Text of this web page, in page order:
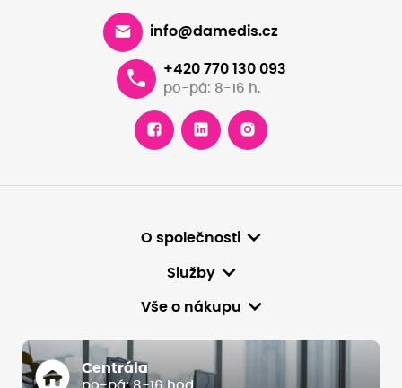
info@damedis.cz
+420 770 130 093
po-pá: 8-16 h.
O společnosti
Služby
Vše o nákupu
Centrála